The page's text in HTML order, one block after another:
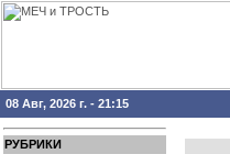
08 Авг, 2026 г. - 21:15
РУБРИКИ